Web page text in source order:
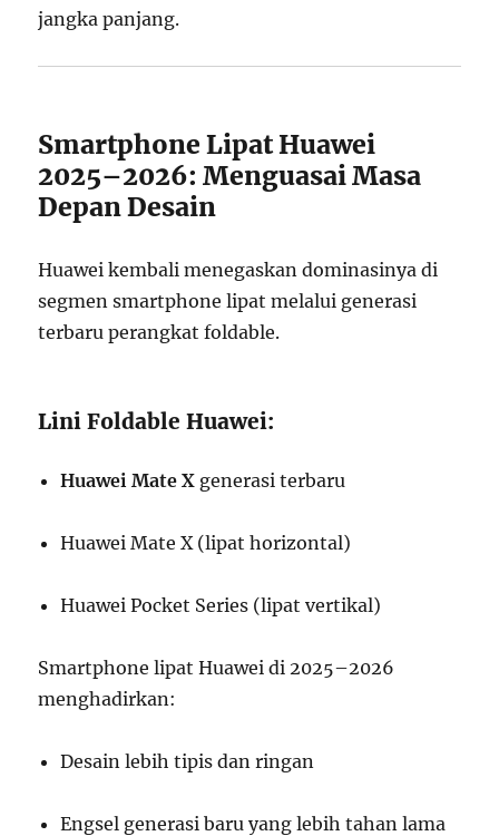
jangka panjang.
Smartphone Lipat Huawei
2025–2026: Menguasai Masa
Depan Desain
Huawei kembali menegaskan dominasinya di
segmen smartphone lipat melalui generasi
terbaru perangkat foldable.
Lini Foldable Huawei:
Huawei Mate X generasi terbaru
Huawei Mate X (lipat horizontal)
Huawei Pocket Series (lipat vertikal)
Smartphone lipat Huawei di 2025–2026
menghadirkan:
Desain lebih tipis dan ringan
Engsel generasi baru yang lebih tahan lama